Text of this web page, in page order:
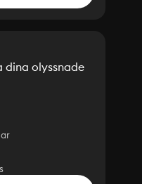
dina olyssnade